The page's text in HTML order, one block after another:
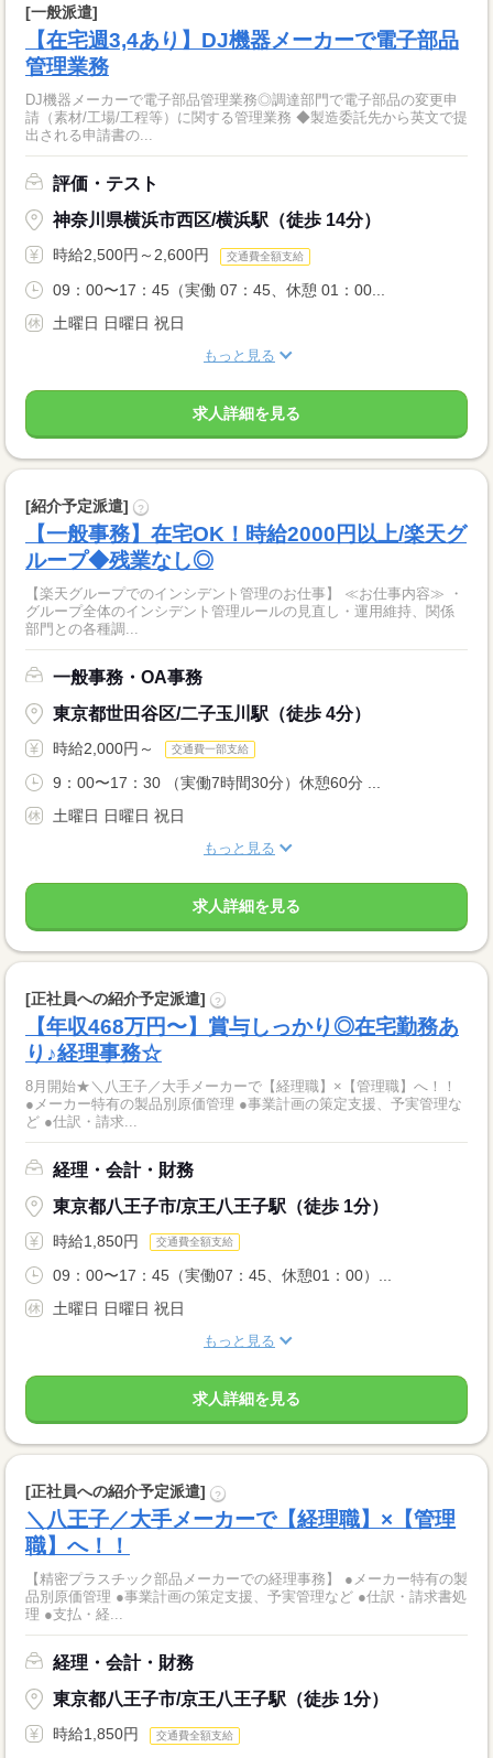
[一般派遣]
【在宅週3,4あり】DJ機器メーカーで電子部品
管理業務
DJ機器メーカーで電子部品管理業務◎調達部門で電子部品の変更申
請（素材/工場/工程等）に関する管理業務 ◆製造委託先から英文で提
出される申請書の...
評価・テスト
神奈川県横浜市西区/横浜駅（徒歩 14分）
時給2,500円～2,600円 交通費全額支給
09：00〜17：45（実働 07：45、休憩 01：00...
土曜日 日曜日 祝日
もっと見る
求人詳細を見る
[紹介予定派遣] ?
【一般事務】在宅OK！時給2000円以上/楽天グ
ループ◆残業なし◎
【楽天グループでのインシデント管理のお仕事】 ≪お仕事内容≫ ・
グループ全体のインシデント管理ルールの見直し・運用維持、関係
部門との各種調...
一般事務・OA事務
東京都世田谷区/二子玉川駅（徒歩 4分）
時給2,000円～ 交通費一部支給
9：00〜17：30 （実働7時間30分）休憩60分 ...
土曜日 日曜日 祝日
もっと見る
求人詳細を見る
[正社員への紹介予定派遣] ?
【年収468万円〜】賞与しっかり◎在宅勤務あ
り♪経理事務☆
8月開始★＼八王子／大手メーカーで【経理職】×【管理職】へ！！
●メーカー特有の製品別原価管理 ●事業計画の策定支援、予実管理な
ど ●仕訳・請求...
経理・会計・財務
東京都八王子市/京王八王子駅（徒歩 1分）
時給1,850円 交通費全額支給
09：00〜17：45（実働07：45、休憩01：00）...
土曜日 日曜日 祝日
もっと見る
求人詳細を見る
[正社員への紹介予定派遣] ?
＼八王子／大手メーカーで【経理職】×【管理
職】へ！！
【精密プラスチック部品メーカーでの経理事務】 ●メーカー特有の製
品別原価管理 ●事業計画の策定支援、予実管理など ●仕訳・請求書処
理 ●支払・経...
経理・会計・財務
東京都八王子市/京王八王子駅（徒歩 1分）
時給1,850円 交通費全額支給